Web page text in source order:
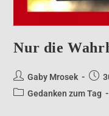
Nur die
Gaby Mrosek
Gedanken zum Tag